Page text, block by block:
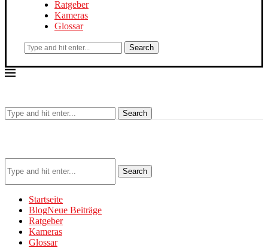
Ratgeber
Kameras
Glossar
Search
Search
Search
Startseite
BlogNeue Beiträge
Ratgeber
Kameras
Glossar